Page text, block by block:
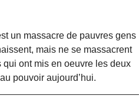
un massacre de pauvres gens
mais ne se massacrent
ont mis en oeuvre les deux
pouvoir aujourd’hui.